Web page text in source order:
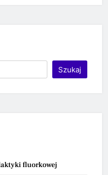
Szukaj
fluorkowej